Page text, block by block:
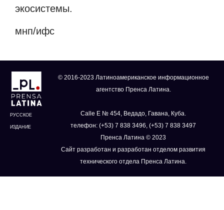
экосистемы.
мнп/ифс
РУССКОЕ
ИЗДАНИЕ
© 2016-2023 Латиноамериканское информационное
агентство Пренса Латина.
Calle E № 454, Ведадо, Гавана, Куба.
телефон: (+53) 7 838 3496, (+53) 7 838 3497
Пренса Латина © 2023
Сайт разработан и разработан отделом развития
технического отдела Пренса Латина.